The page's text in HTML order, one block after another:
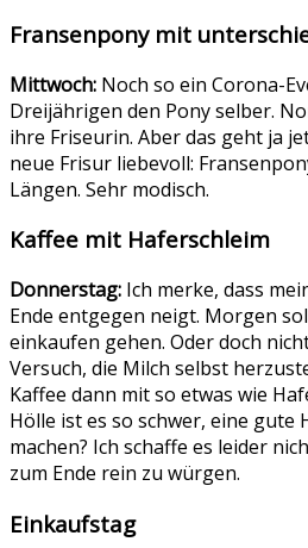
Fransenpony mit
Mittwoch: Noch so ein Corona-
Dreijährigen den Pony selber.
ihre Friseurin. Aber das geht ja
neue Frisur liebevoll:
Längen. Sehr modisch.
Kaffee mit Haferschleim
Donnerstag: Ich merke, dass
Ende entgegen neigt. Morgen
einkaufen gehen. Oder doch
Versuch, die Milch selbst
Kaffee dann mit so etwas wie
Hölle ist es so schwer, eine gute
machen? Ich schaffe es leider
zum Ende rein zu würgen.
Einkaufstag